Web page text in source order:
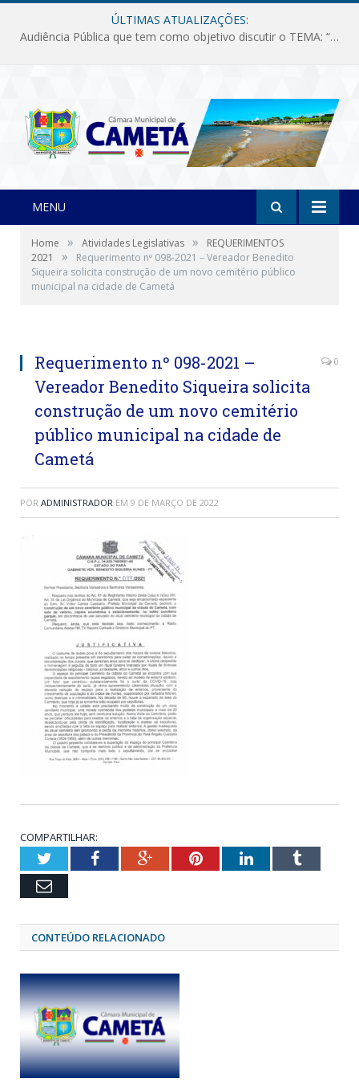
ÚLTIMAS ATUALIZAÇÕES:
Audiência Pública que tem como objetivo discutir o TEMA: “Fornecimento de Energia Elétrica em Debate: Tarifas, Qualidade e Atendimento dos Serviços”
MENU
Home » Atividades Legislativas »
REQUERIMENTOS
2021
»
Requerimento nº 098-2021 – Vereador Benedito
Siqueira solicita construção de um novo cemitério público
municipal na cidade de Cametá
Requerimento nº 098-2021 –
Vereador Benedito Siqueira solicita
construção de um novo cemitério
público municipal na cidade de
Cametá
0
POR ADMINISTRADOR EM 9 DE MARÇO DE 2022
COMPARTILHAR:
TwitterFacebookGoogle+PinterestLinkedInTumblr
Email
CONTEÚDO RELACIONADO